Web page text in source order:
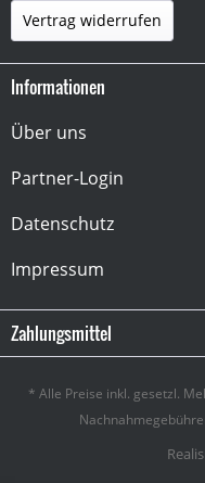
Vertrag widerrufen
Informationen
Über uns
Partner-Login
Datenschutz
Impressum
Zahlungsmittel
* Alle Preise inkl. gesetzl.